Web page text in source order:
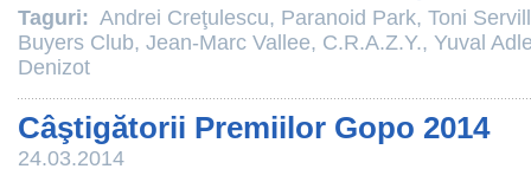
Taguri: Andrei Creţulescu, Paranoid Park, Toni
Buyers Club, Jean-Marc Vallee, C.R.A.Z.Y., Yuval
Denizot
Câştigătorii Premiilor Gopo 2014
24.03.2014